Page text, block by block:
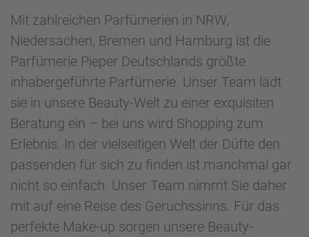
Mit zahlreichen Parfümerien in NRW,
Niedersachen, Bremen und Hamburg ist die
Parfümerie Pieper Deutschlands größte
inhabergeführte Parfümerie. Unser Team lädt
sie in unsere Beauty-Welt zu einer exquisiten
Beratung ein – bei uns wird Shopping zum
Erlebnis. In der vielseitigen Welt der Düfte den
passenden für sich zu finden ist manchmal gar
nicht so einfach. Unser Team nimmt Sie daher
mit auf eine Reise des Geruchssinns. Für das
perfekte Make-up sorgen unsere Beauty-